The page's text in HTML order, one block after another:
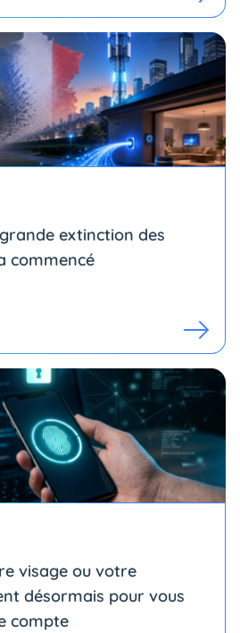
grande extinction des
commencé
visage ou votre
désormais pour vous
compte